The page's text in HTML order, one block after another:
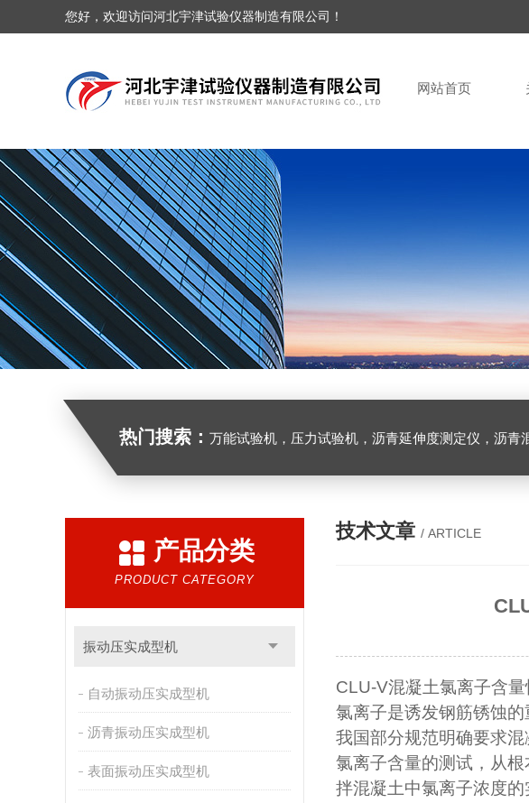
您好，欢迎访问河北宇津试验仪器制造有限公司！
网站首页
热门搜索： 万能试验机，压力试验机，沥青延伸度测定仪，沥青混合料拌合机，全自动沥青混合料离心式抽提仪，马歇尔电动击实仪，车辙试验成型机，
产品分类
PRODUCT CATEGORY
振动压实成型机
自动振动压实成型机
沥青振动压实成型机
表面振动压实成型机
技术文章 / ARTICLE
CLU-V混凝土氯离子含量
氯离子是诱发钢筋锈蚀
我国部分规范明确要求
氯离子含量的测试，从
拌混凝土中氯离子浓度